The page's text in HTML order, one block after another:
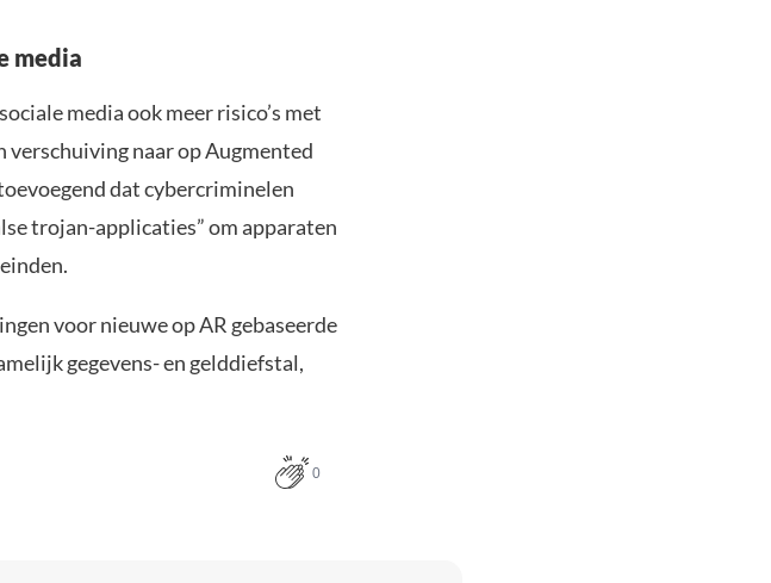
media
media ook meer risico’s met
verschuiving naar op Augmented
dat cybercriminelen
trojan-applicaties” om apparaten
voor nieuwe op AR gebaseerde
gegevens- en gelddiefstal,
0